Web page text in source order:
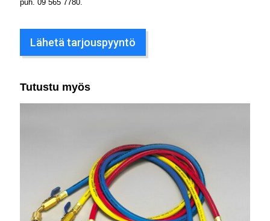
puh. 09 565 7780
Lähetä tarjouspyyntö
Tutustu myös